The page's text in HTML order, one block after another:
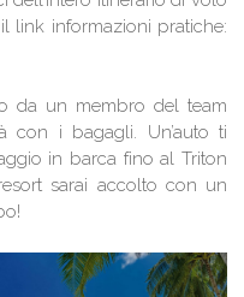
link informazioni pratiche:
da un membro del team
con i bagagli. Un’auto ti
in barca fino al Triton
sarai accolto con un